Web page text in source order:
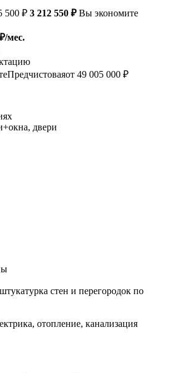
500 ₽ 3 212 550 ₽Вы экономите
мес.
Предчистоваяот 49 005 000 ₽
двери
стен и перегородок по
отопление, канализация